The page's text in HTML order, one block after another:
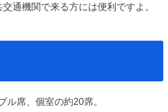
通機関で来る方には便利ですよ。
ル席、個室の約20席。